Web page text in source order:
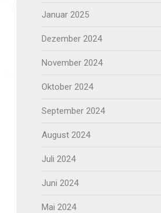
Januar 2025
Dezember 2024
November 2024
Oktober 2024
September 2024
August 2024
Juli 2024
Juni 2024
Mai 2024